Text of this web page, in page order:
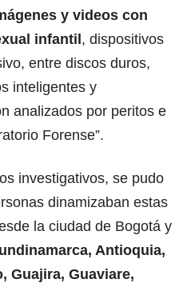
y videos con
infantil, dispositivos
entre discos duros,
inteligentes y
analizados por peritos e
Forense”.
investigativos, se pudo
dinamizaban estas
la ciudad de Bogotá y
Antioquia,
Guajira, Guaviare,